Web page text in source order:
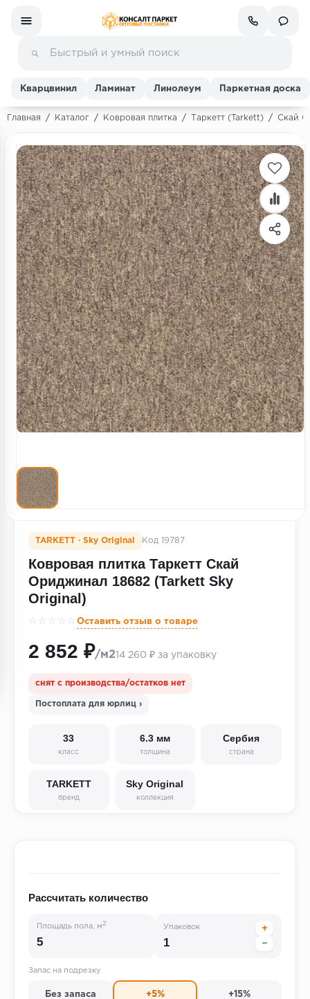
Ламинат
Линолеум
Кварц-винил (ПВХ плитка)
Инженерная доска
Паркетная доска
Террасная доска
Пробковое покрытие
Ковровая плитка
Плинтус
Строительные материалы
Кварцвинил Ламинат Линолеум Паркетная доска
Главная / Каталог / Ковровая плитка / Таркетт (Tarkett) / Скай
TARKETT · Sky Original Код 19787
Ковровая плитка Таркетт Скай
Ориджинал 18682 (Tarkett Sky
Original)
☆☆☆☆☆ Оставить отзыв о товаре
2 852 ₽/м214 260 ₽ за упаковку
снят с производства/остатков нет
Постоплата для юрлиц ›
33
класс
6.3 мм
толщина
Сербия
страна
TARKETT
бренд
Sky Original
коллекция
Рассчитать количество
Площадь пола, м 2
Упаковок
+
−
Запас на подрезку
Без запаса +5% +15%